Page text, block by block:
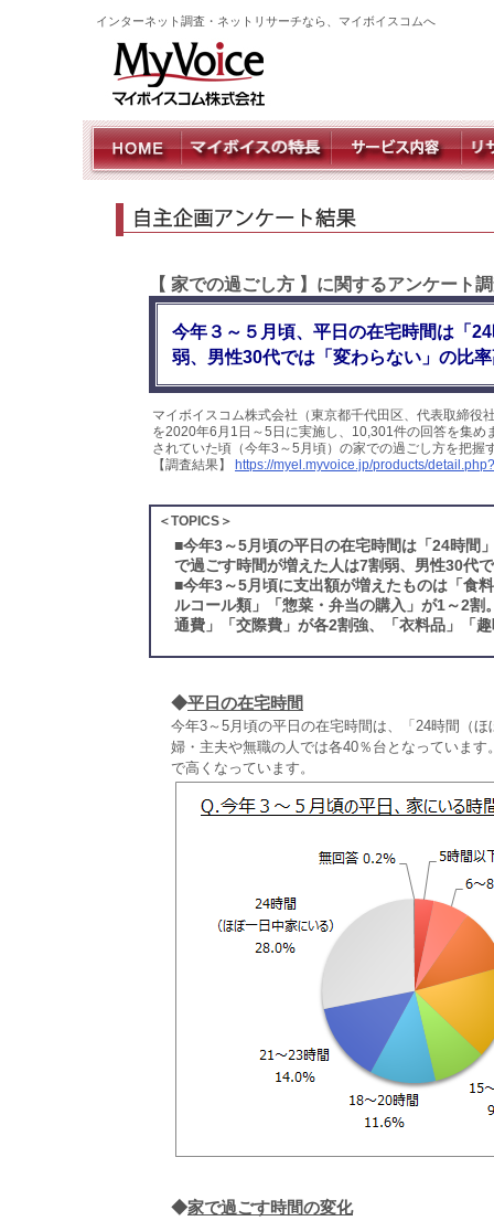
インターネット調査・ネットリサーチなら、マイボイスコムへ
【 家での過ごし方 】に関するアンケート
今年３～５月頃、平日の在宅時間は「
弱、男性30代では「変わらない」の比
マイボイスコム株式会社（東京都千代田区、代表取締役
を2020年6月1日～5日に実施し、10,301件の回答を集
されていた頃（今年3～5月頃）の家での過ごし方を把
【調査結果】
https://myel.myvoice.jp/products/
＜TOPICS＞
■今年3～5月頃の平日の在宅時間は「24時間
で過ごす時間が増えた人は7割弱、男性30代
■今年3～5月頃に支出額が増えたものは「食
ルコール類」「惣菜・弁当の購入」が1～2
通費」「交際費」が各2割強、「衣料品」「
◆平日の在宅時間
今年3～5月頃の平日の在宅時間は、「24時間（
婦・主夫や無職の人では各40％台となっていま
で高くなっています。
◆家で過ごす時間の変化